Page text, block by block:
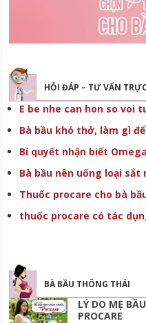
HỎI ĐÁP – TƯ VẤN
E be nhe can hon so voi
Bà bầu khó thở, làm gì
Bí quyết nhận biết
Bà bầu nên uống loại sắt
Thuốc procare cho bà
thuốc procare có tác
BÀ BẦU THÔNG THÁI
LÝ DO MẸ
PROCARE